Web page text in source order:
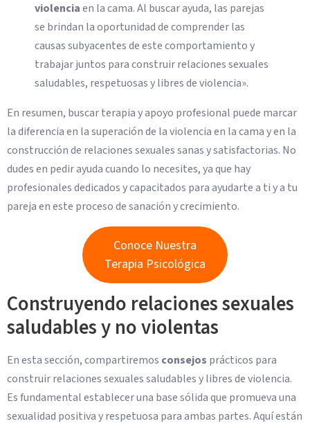
violenciaen la cama. Al buscar ayuda, las parejas
se brindan la oportunidad de comprender las
causas subyacentes de este comportamiento y
trabajar juntos para construir relaciones sexuales
saludables, respetuosas y libres de violencia».
En resumen, buscar terapia y apoyo profesional puede marcar
la diferencia en la superación de la violencia en la cama y en la
construcción de relaciones sexuales sanas y satisfactorias. No
dudes en pedir ayuda cuando lo necesites, ya que hay
profesionales dedicados y capacitados para ayudarte a ti y a tu
pareja en este proceso de sanación y crecimiento.
Conoce Nuestra
Terapia Psicológica
Construyendo relaciones sexuales
saludables y no violentas
En esta sección, compartiremos consejos prácticos para
construir relaciones sexuales saludables y libres de violencia.
Es fundamental establecer una base sólida que promueva una
sexualidad positiva y respetuosa para ambas partes. Aquí están